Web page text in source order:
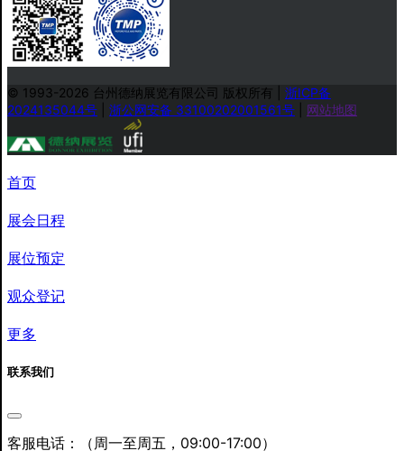
© 1993-2026 台州德纳展览有限公司 版权所有
浙ICP备
2024135044号
浙公网安备 33100202001561号 网站地图
首页
展会日程
展位预定
观众登记
更多
联系我们
客服电话：
（周一至周五，09:00-17:00）